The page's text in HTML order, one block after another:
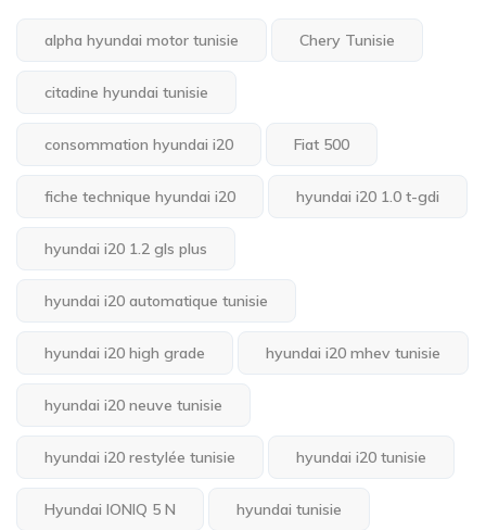
alpha hyundai motor tunisie Chery Tunisie
citadine hyundai tunisie
consommation hyundai i20 Fiat 500
fiche technique hyundai i20 hyundai i20 1.0 t-gdi
hyundai i20 1.2 gls plus
hyundai i20 automatique tunisie
hyundai i20 high grade hyundai i20 mhev tunisie
hyundai i20 neuve tunisie
hyundai i20 restylée tunisie hyundai i20 tunisie
Hyundai IONIQ 5 N hyundai tunisie